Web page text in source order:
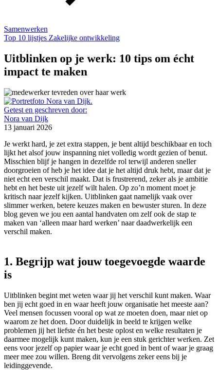
Samenwerken
Top 10 lijstjes Zakelijke ontwikkeling
Uitblinken op je werk: 10 tips om écht
impact te maken
Getest en geschreven door:
Nora van Dijk
13 januari 2026
Je werkt hard, je zet extra stappen, je bent altijd beschikbaar en toch
lijkt het alsof jouw inspanning niet volledig wordt gezien of benut.
Misschien blijf je hangen in dezelfde rol terwijl anderen sneller
doorgroeien of heb je het idee dat je het altijd druk hebt, maar dat je
niet echt een verschil maakt. Dat is frustrerend, zeker als je ambitie
hebt en het beste uit jezelf wilt halen. Op zo’n moment moet je
kritisch naar jezelf kijken. Uitblinken gaat namelijk vaak over
slimmer werken, betere keuzes maken en bewuster sturen. In deze
blog geven we jou een aantal handvaten om zelf ook de stap te
maken van ‘alleen maar hard werken’ naar daadwerkelijk een
verschil maken.
1. Begrijp wat jouw toegevoegde waarde
is
Uitblinken begint met weten waar jij het verschil kunt maken. Waar
ben jij echt goed in en waar heeft jouw organisatie het meeste aan?
Veel mensen focussen vooral op wat ze moeten doen, maar niet op
waarom ze het doen. Door duidelijk in beeld te krijgen welke
problemen jij het liefste én het beste oplost en welke resultaten je
daarmee mogelijk kunt maken, kun je een stuk gerichter werken. Zet
eens voor jezelf op papier waar je echt goed in bent of waar je graag
meer mee zou willen. Breng dit vervolgens zeker eens bij je
leidinggevende.